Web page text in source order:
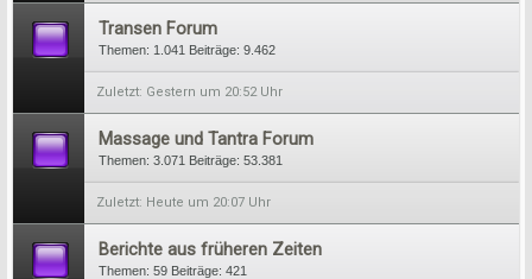
Transen Forum
Themen: 1.041 Beiträge: 9.462
Gestern um 20:52 Uhr
Massage und Tantra Forum
Themen: 3.071 Beiträge: 53.381
Heute um 20:07 Uhr
Berichte aus früheren Zeiten
Themen: 59 Beiträge: 421